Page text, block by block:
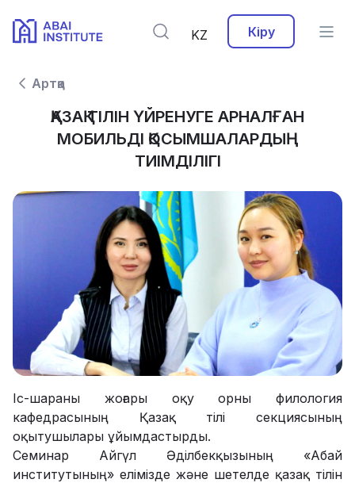
KZ Кіру
Артқа
ҚАЗАҚ ТІЛІН ҮЙРЕНУГЕ АРНАЛҒАН
МОБИЛЬДІ ҚОСЫМШАЛАРДЫҢ
ТИІМДІЛІГІ
Іс-шараны жоғары оқу орны филология
кафедрасының Қазақ тілі секциясының
оқытушылары ұйымдастырды.
Семинар Айгүл Әділбекқызының «Абай
институтының» елімізде және шетелде қазақ тілін